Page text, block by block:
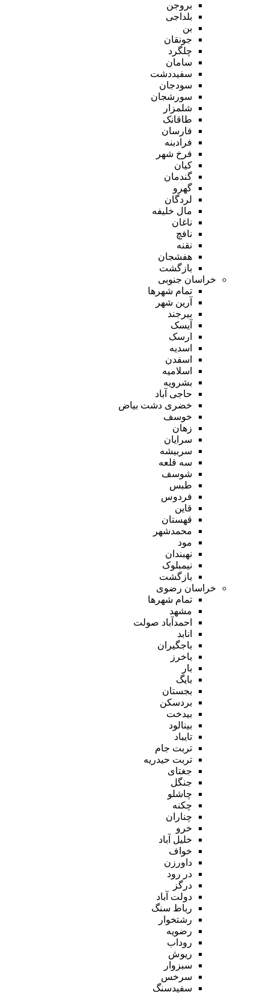
بروجن
بلداجی
بن
جونقان
چلگرد
سامان
سفیددشت
سودجان
سورشجان
شلمزار
طاقانک
فارسان
فرادبنه
فرخ شهر
کیان
گندمان
گهرو
لردگان
مال خلیفه
ناغان
نافچ
نقنه
هفشجان
بازگشت
خراسان جنوبی
تمام شهر‌ها
آرین شهر
بیرجند
آیسک
ارسک
اسدیه
اسفدن
اسلامیه
بشرویه
حاجی آباد
خضری دشت بیاض
خوسف
زهان
سرایان
سربیشه
سه قلعه
شوسف
طبس
فردوس
قاین
قهستان
محمدشهر
مود
نهبندان
نیمبلوک
بازگشت
خراسان رضوی
تمام شهر‌ها
مشهد
احمدآباد صولت
انابد
باجگیران
باخرز
بار
بایگ
بجستان
بردسکن
بیدخت
بینالود
تایباد
تربت جام
تربت حیدریه
جغتای
جنگل
چاشلو
چکنه
چناران
خرو
خلیل آباد
خواف
داورزن
در رود
درگز
دولت آباد
رباط سنگ
رشتخوار
رضویه
روداب
ریوش
سبزوار
سرخس
سفیدسنگ